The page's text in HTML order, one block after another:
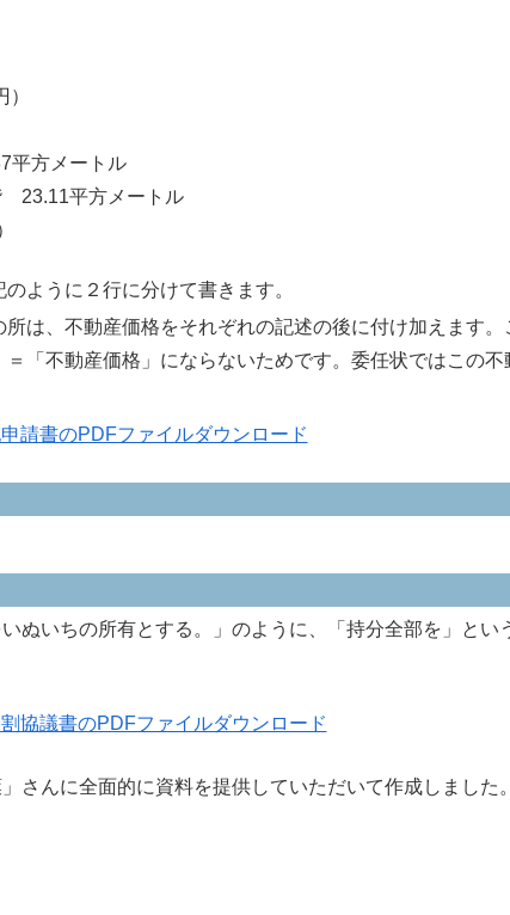
メートル
ートル
ように２行に分けて書きます。
は、不動産価格をそれぞれの記述の後に付け加えます。
「不動産価格」にならないためです。委任状ではこの不
申請書のPDFファイルダウンロード
ぬいちの所有とする。」のように、「持分全部を」とい
割協議書のPDFファイルダウンロード
さんに全面的に資料を提供していただいて作成しました